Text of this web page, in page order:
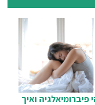
פיברומיאלגיה ואיך